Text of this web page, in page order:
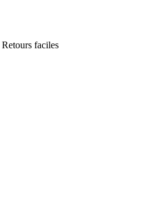
Retours faciles